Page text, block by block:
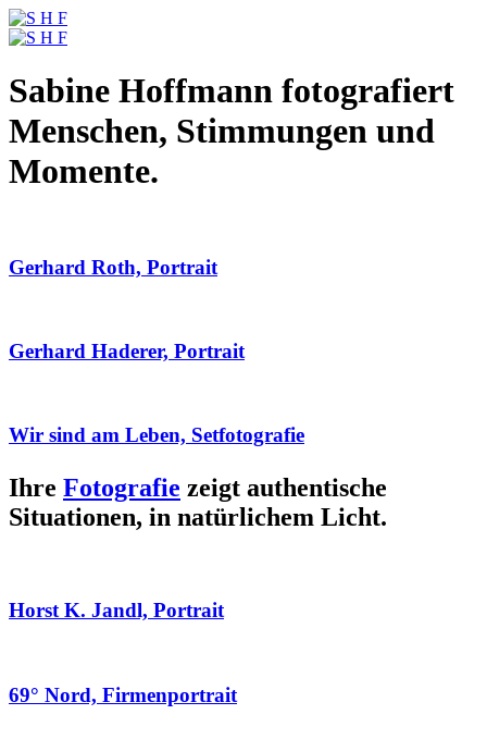
Sabine Hoffmann fotografiert
Menschen, Stimmungen und
Momente.
Gerhard Roth, Portrait
Gerhard Haderer, Portrait
Wir sind am Leben, Setfotografie
Ihre Fotografie zeigt authentische
Situationen, in natürlichem Licht.
Horst K. Jandl, Portrait
69° Nord, Firmenportrait